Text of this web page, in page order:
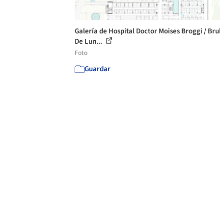
Galería de Hospital Doctor Moises Broggi /
De Lun...
Foto
Guardar